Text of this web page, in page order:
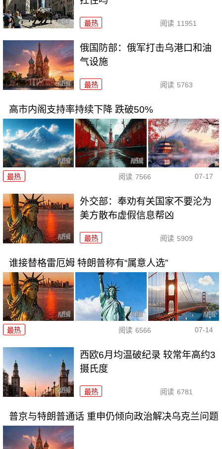
最热 阅读 11951
俄国防部：俄军打击乌港口和油
气设施
最热 阅读 5763
高市内阁支持率持续下降 跌破50%
最热 阅读 7566 07-17
外交部：奉劝有关国家不要沦为
美方散布虚假信息帮凶
最热 阅读 5909
谁接替格雷厄姆 特朗普称有“属意人选”
最热 阅读 6566 07-14
西欧6月均温破纪录 较常年高约3
摄氏度
最热 阅读 6781
普京与特朗普通话 重申仍倾向政治解决乌克兰问题